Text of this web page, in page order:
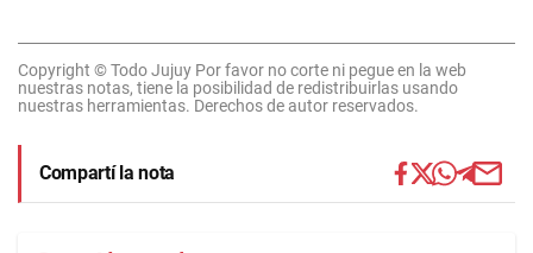
Copyright © Todo Jujuy Por favor no corte ni pegue en la web
nuestras notas, tiene la posibilidad de redistribuirlas usando
nuestras herramientas. Derechos de autor reservados.
Compartí la nota